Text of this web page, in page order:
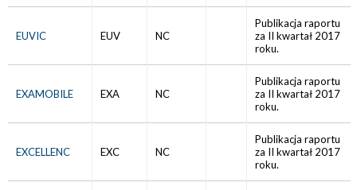
EUVIC EUV NC
Publikacja raportu
za II kwartał 2017
roku.
EXAMOBILE EXA NC
Publikacja raportu
za II kwartał 2017
roku.
EXCELLENC EXC NC
Publikacja raportu
za II kwartał 2017
roku.